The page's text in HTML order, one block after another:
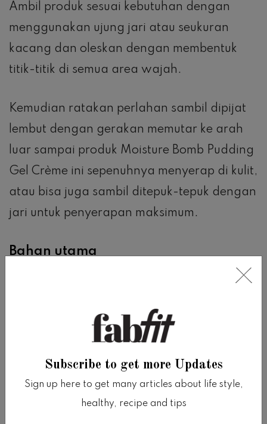
Ambil produk sesuai kebutuhan dengan
menggunakan ujung jari atau seukuran
kacang dan oleskan dengan membentuk
titik-titik di semua area wajah.
Kemudian ratakan perlahan sambil dipijat
lembut dengan gerakan memutar ke arah
luar sampai produk Moisture Bomb Pudding
Gel Crème ini sepenuhnya menyerap di kulit,
atau bisa juga sambil ditepuk-tepuk dengan
jari untuk penyerapan maksimum.
Bahan utama
dalam Joylab Moisture Bomb Pudding Gel
Crème, yaitu Betaine dan Niacinamide,
tersendiri untuk menghidrasi dan
meningkatkan elastisitas kulit.
Subscribe to get more Updates
Sign up here to get many articles about life style,
healthy, recipe and tips